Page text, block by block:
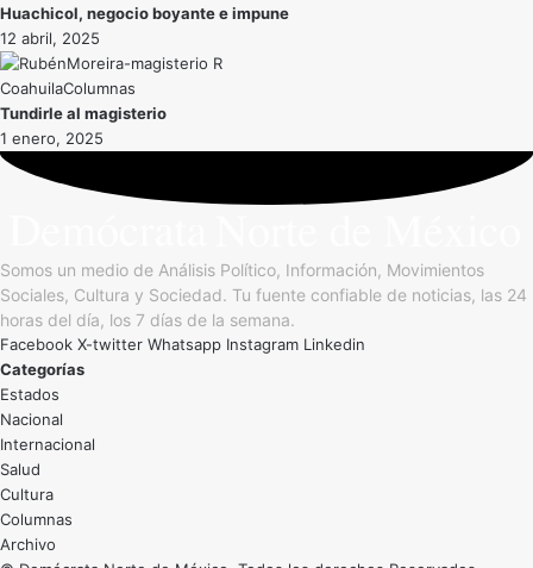
Huachicol, negocio boyante e impune
12 abril, 2025
Coahuila
Tundirle al magisterio
1 enero, 2025
Somos un medio de Análisis Político, Información, Movimientos
Sociales, Cultura y Sociedad. Tu fuente confiable de noticias, las 24
horas del día, los 7 días de la semana.
Facebook X-twitter Whatsapp Instagram Linkedin
Categorías
Estados
Nacional
Internacional
Salud
Cultura
Archivo